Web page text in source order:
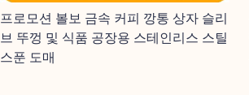
프로모션 볼보 금속 커피 깡통 상자 슬리
브 뚜껑 및 식품 공장용 스테인리스 스틸
스푼 도매